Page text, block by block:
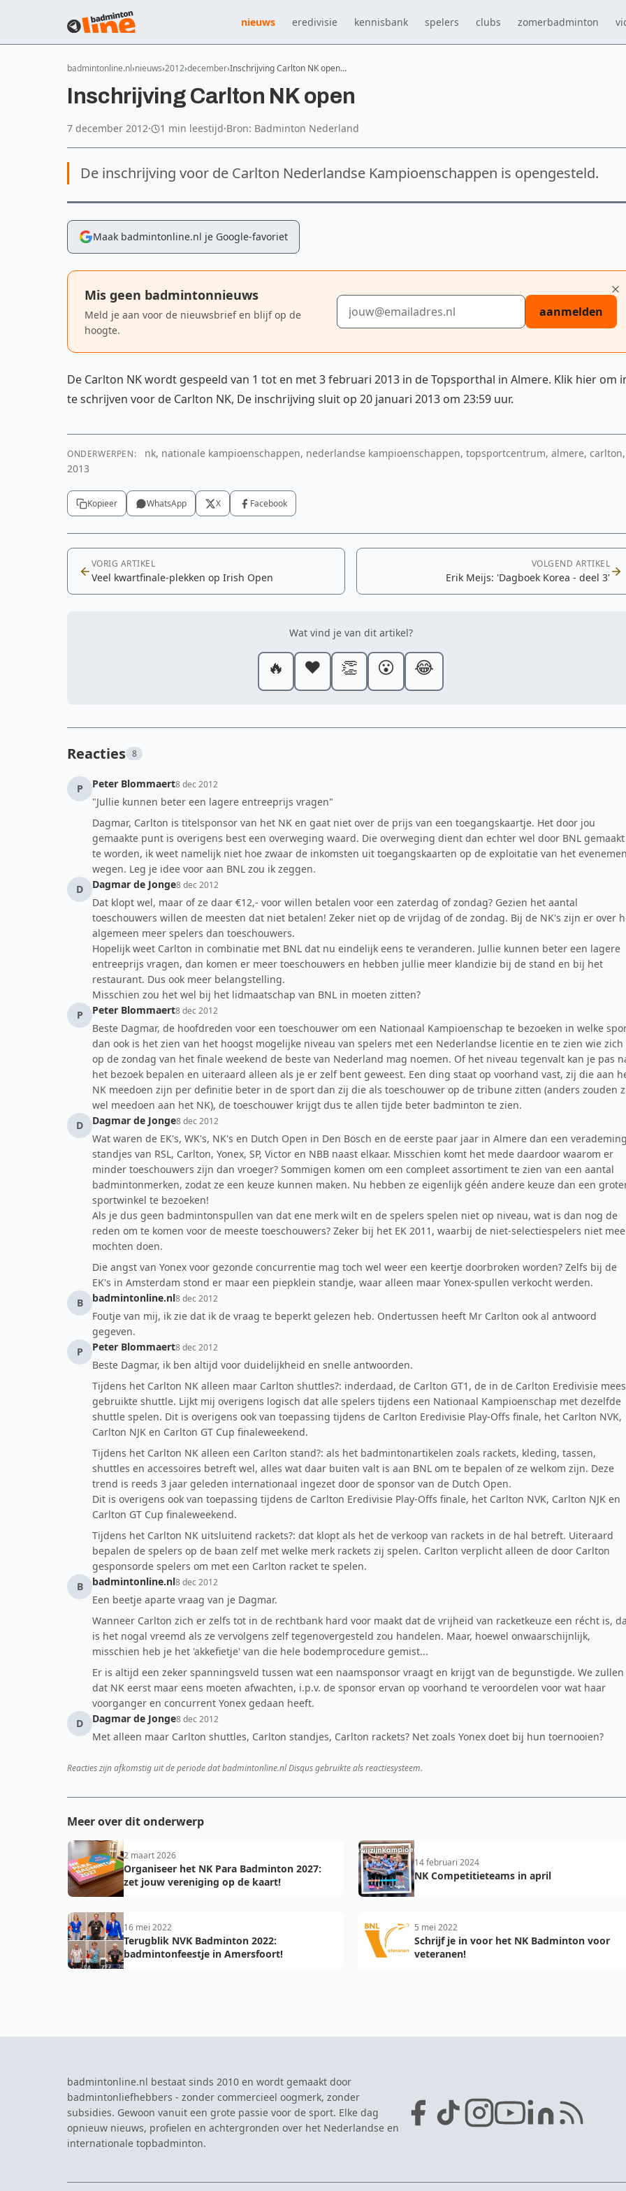
nieuws eredivisie kennisbank spelers clubs zomerbadminton
badmintonline.nl nieuws 2012 december Inschrijving Carlton NK open…
Inschrijving Carlton NK open
7 december 2012· 1 min leestijd·Bron: Badminton Nederland
De inschrijving voor de Carlton Nederlandse Kampioenschappen is opengesteld.
Maak badmintonline.nl je Google-favoriet
Mis geen badmintonnieuws
Meld je aan voor de nieuwsbrief en blijf op de
hoogte.
E-mailadres
aanmelden
De Carlton NK wordt gespeeld van 1 tot en met 3 februari 2013 in de Topsporthal in Almere. Klik hier om
te schrijven voor de Carlton NK, De inschrijving sluit op 20 januari 2013 om 23:59 uur.
ONDERWERPEN:
nk, nationale kampioenschappen, nederlandse kampioenschappen, topsportcentrum, almere, carlton,
2013
Kopieer WhatsApp X Facebook
VORIG ARTIKEL
Veel kwartfinale-plekken op Irish Open
VOLGEND ARTIKEL
Erik Meijs: 'Dagboek Korea - deel 3'
Wat vind je van dit artikel?
🔥 ❤️ 👏 😮 😂
Reacties 8
P Peter Blommaert8 dec 2012
"Jullie kunnen beter een lagere entreeprijs vragen"
Dagmar, Carlton is titelsponsor van het NK en gaat niet over de prijs van een toegangskaartje. Het door jou
gemaakte punt is overigens best een overweging waard. Die overweging dient dan echter wel door BNL gemaakt
te worden, ik weet namelijk niet hoe zwaar de inkomsten uit toegangskaarten op de exploitatie van het
wegen. Leg je idee voor aan BNL zou ik zeggen.
D
Dagmar de Jonge8 dec 2012
Dat klopt wel, maar of ze daar €12,- voor willen betalen voor een zaterdag of zondag? Gezien het aantal
toeschouwers willen de meesten dat niet betalen! Zeker niet op de vrijdag of de zondag. Bij de NK's zijn er over
algemeen meer spelers dan toeschouwers.
Hopelijk weet Carlton in combinatie met BNL dat nu eindelijk eens te veranderen. Jullie kunnen beter een lagere
entreeprijs vragen, dan komen er meer toeschouwers en hebben jullie meer klandizie bij de stand en bij het
restaurant. Dus ook meer belangstelling.
Misschien zou het wel bij het lidmaatschap van BNL in moeten zitten?
P
Peter Blommaert8 dec 2012
Beste Dagmar, de hoofdreden voor een toeschouwer om een Nationaal Kampioenschap te bezoeken in welke
dan ook is het zien van het hoogst mogelijke niveau van spelers met een Nederlandse licentie en te zien wie zich
op de zondag van het finale weekend de beste van Nederland mag noemen. Of het niveau tegenvalt kan je pas
het bezoek bepalen en uiteraard alleen als je er zelf bent geweest. Een ding staat op voorhand vast, zij die aan
NK meedoen zijn per definitie beter in de sport dan zij die als toeschouwer op de tribune zitten (anders zouden
wel meedoen aan het NK), de toeschouwer krijgt dus te allen tijde beter badminton te zien.
D
Dagmar de Jonge8 dec 2012
Wat waren de EK's, WK's, NK's en Dutch Open in Den Bosch en de eerste paar jaar in Almere dan een
standjes van RSL, Carlton, Yonex, SP, Victor en NBB naast elkaar. Misschien komt het mede daardoor waarom er
minder toeschouwers zijn dan vroeger? Sommigen komen om een compleet assortiment te zien van een aantal
badmintonmerken, zodat ze een keuze kunnen maken. Nu hebben ze eigenlijk géén andere keuze dan een
sportwinkel te bezoeken!
Als je dus geen badmintonspullen van dat ene merk wilt en de spelers spelen niet op niveau, wat is dan nog de
reden om te komen voor de meeste toeschouwers? Zeker bij het EK 2011, waarbij de niet-selectiespelers niet mee
mochten doen.
Die angst van Yonex voor gezonde concurrentie mag toch wel weer een keertje doorbroken worden? Zelfs bij de
EK's in Amsterdam stond er maar een piepklein standje, waar alleen maar Yonex-spullen verkocht werden.
B
badmintonline.nl8 dec 2012
Foutje van mij, ik zie dat ik de vraag te beperkt gelezen heb. Ondertussen heeft Mr Carlton ook al antwoord
gegeven.
P
Peter Blommaert8 dec 2012
Beste Dagmar, ik ben altijd voor duidelijkheid en snelle antwoorden.
Tijdens het Carlton NK alleen maar Carlton shuttles?: inderdaad, de Carlton GT1, de in de Carlton Eredivisie
gebruikte shuttle. Lijkt mij overigens logisch dat alle spelers tijdens een Nationaal Kampioenschap met dezelfde
shuttle spelen. Dit is overigens ook van toepassing tijdens de Carlton Eredivisie Play-Offs finale, het Carlton NVK,
Carlton NJK en Carlton GT Cup finaleweekend.
Tijdens het Carlton NK alleen een Carlton stand?: als het badmintonartikelen zoals rackets, kleding, tassen,
shuttles en accessoires betreft wel, alles wat daar buiten valt is aan BNL om te bepalen of ze welkom zijn. Deze
trend is reeds 3 jaar geleden internationaal ingezet door de sponsor van de Dutch Open.
Dit is overigens ook van toepassing tijdens de Carlton Eredivisie Play-Offs finale, het Carlton NVK, Carlton NJK en
Carlton GT Cup finaleweekend.
Tijdens het Carlton NK uitsluitend rackets?: dat klopt als het de verkoop van rackets in de hal betreft. Uiteraard
bepalen de spelers op de baan zelf met welke merk rackets zij spelen. Carlton verplicht alleen de door Carlton
gesponsorde spelers om met een Carlton racket te spelen.
B
badmintonline.nl8 dec 2012
Een beetje aparte vraag van je Dagmar.
Wanneer Carlton zich er zelfs tot in de rechtbank hard voor maakt dat de vrijheid van racketkeuze een récht is,
is het nogal vreemd als ze vervolgens zelf tegenovergesteld zou handelen. Maar, hoewel onwaarschijnlijk,
misschien heb je het 'akkefietje' van die hele bodemprocedure gemist...
Er is altijd een zeker spanningsveld tussen wat een naamsponsor vraagt en krijgt van de begunstigde. We zullen
dat NK eerst maar eens moeten afwachten, i.p.v. de sponsor ervan op voorhand te veroordelen voor wat haar
voorganger en concurrent Yonex gedaan heeft.
D
Dagmar de Jonge8 dec 2012
Met alleen maar Carlton shuttles, Carlton standjes, Carlton rackets? Net zoals Yonex doet bij hun toernooien?
Reacties zijn afkomstig uit de periode dat badmintonline.nl Disqus gebruikte als reactiesysteem.
Meer over dit onderwerp
2 maart 2026
Organiseer het NK Para Badminton 2027:
zet jouw vereniging op de kaart!
14 februari 2024
NK Competitieteams in april
16 mei 2022
Terugblik NVK Badminton 2022:
badmintonfeestje in Amersfoort!
5 mei 2022
Schrijf je in voor het NK Badminton voor
veteranen!
badmintonline.nl bestaat sinds 2010 en wordt gemaakt door
badmintonliefhebbers - zonder commercieel oogmerk, zonder
subsidies. Gewoon vanuit een grote passie voor de sport. Elke dag
opnieuw nieuws, profielen en achtergronden over het Nederlandse en
internationale topbadminton.